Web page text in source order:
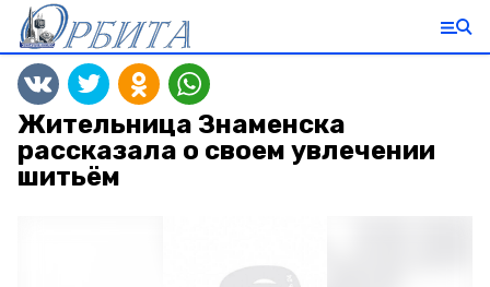
Жительница Знаменска
рассказала о своем увлечении
шитьём